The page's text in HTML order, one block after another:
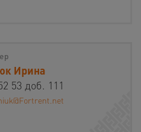
Ирина
53 доб. 111